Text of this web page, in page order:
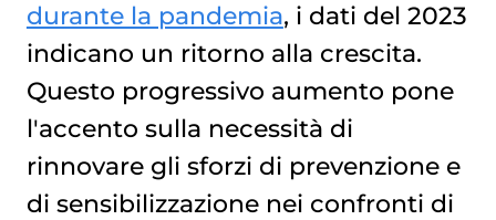
durante la pandemia, i dati del 2023
indicano un ritorno alla crescita.
Questo progressivo aumento pone
l'accento sulla necessità di
rinnovare gli sforzi di prevenzione e
di sensibilizzazione nei confronti di